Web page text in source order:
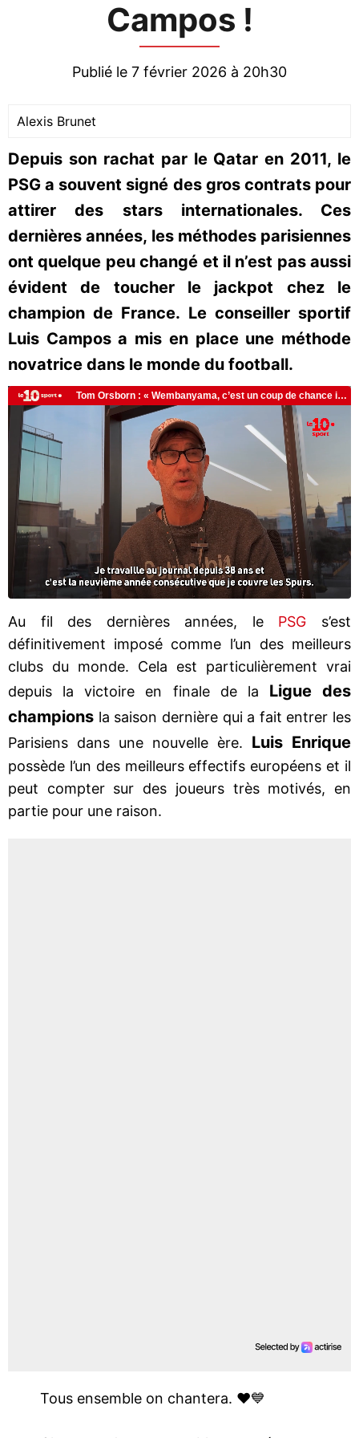
Campos !
Publié le 7 février 2026 à 20h30
Alexis Brunet
Depuis son rachat par le Qatar en 2011, le
PSG a souvent signé des gros contrats pour
attirer des stars internationales. Ces
dernières années, les méthodes parisiennes
ont quelque peu changé et il n’est pas aussi
évident de toucher le jackpot chez le
champion de France. Le conseiller sportif
Luis Campos a mis en place une méthode
novatrice dans le monde du football.
Au fil des dernières années, le PSG s’est
définitivement imposé comme l’un des meilleurs
clubs du monde. Cela est particulièrement vrai
depuis la victoire en finale de la Ligue des
champions la saison dernière qui a fait entrer les
Parisiens dans une nouvelle ère.
Luis Enrique
possède l’un des meilleurs effectifs européens et il
peut compter sur des joueurs très motivés, en
partie pour une raison.
Tous ensemble on chantera. ❤️💙